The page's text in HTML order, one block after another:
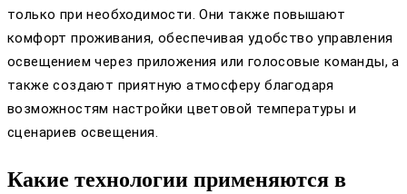
только при необходимости. Они также повышают
комфорт проживания, обеспечивая удобство управления
освещением через приложения или голосовые команды, а
также создают приятную атмосферу благодаря
возможностям настройки цветовой температуры и
сценариев освещения.
Какие технологии применяются в